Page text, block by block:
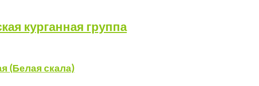
курганная группа
(Белая скала)